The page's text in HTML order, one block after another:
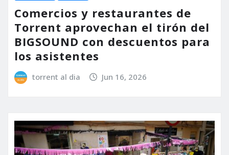
Comercios y restaurantes de
Torrent aprovechan el tirón del
BIGSOUND con descuentos para
los asistentes
torrent al dia Jun 16, 2026